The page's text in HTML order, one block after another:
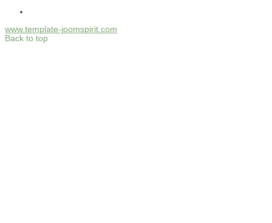
www.template-joomspirit.com
Back to top